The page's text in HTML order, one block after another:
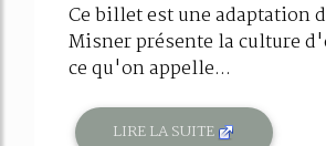
Ce billet est une adaptation
Misner présente la culture
ce qu'on appelle...
LIRE LA SUITE